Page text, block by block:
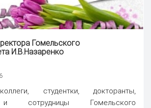
Гомельского
И.В.Назаренко
студентки, докторанты,
сотрудницы Гомельского